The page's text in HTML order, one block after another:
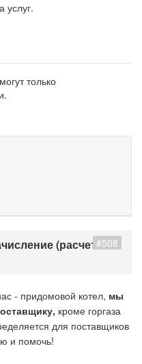
услуг.
только
#508
(расчет
- придомовой котел, мы
кроме горгаза
для поставщиков
и помочь!